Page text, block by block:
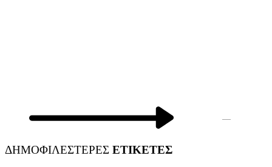
—
ΔΗΜΟΦΙΛΕΣΤΕΡΕΣ ΕΤΙΚΕΤΕΣ